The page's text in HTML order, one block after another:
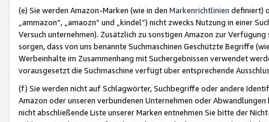
(e) Sie werden Amazon-Marken (wie in den Markenrichtlinien definiert)
„ammazon“, „amaozn“ und „kindel“) nicht zwecks Nutzung in einer
Versuch unternehmen). Zusätzlich zu sonstigen Amazon zur
sorgen, dass von uns benannte Suchmaschinen Geschützte Begriffe
Werbeinhalte im Zusammenhang mit Suchergebnissen verwendet
vorausgesetzt die Suchmaschine verfügt über entsprechende
(f) Sie werden nicht auf Schlagwörter, Suchbegriffe oder andere
Amazon oder unseren verbundenen Unternehmen oder
nicht abschließende Liste unserer Marken entnehmen Sie bitte der